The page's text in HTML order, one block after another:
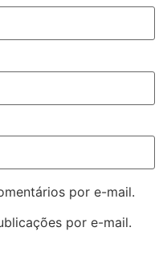
por e-mail.
por e-mail.